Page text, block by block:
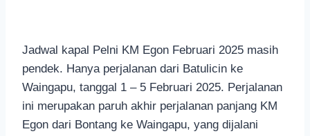
Jadwal kapal Pelni KM Egon Februari 2025 masih
pendek. Hanya perjalanan dari Batulicin ke
Waingapu, tanggal 1 – 5 Februari 2025. Perjalanan
ini merupakan paruh akhir perjalanan panjang KM
Egon dari Bontang ke Waingapu, yang dijalani